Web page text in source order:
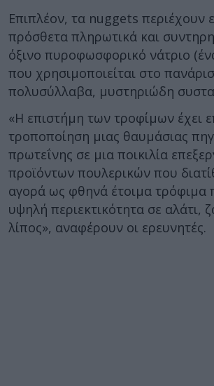
Επιπλέον, τα nuggets περιέχουν
πρόσθετα πληρωτικά και
όξινο πυροφωσφορικό νάτριο
που χρησιμοποιείται στο
πολυσύλλαβα, μυστηριώδη
«Η επιστήμη των τροφίμων έχει
τροποποίηση μιας θαυμάσιας
πρωτεΐνης σε μια ποικιλία
προϊόντων πουλερικών που
αγορά ως φθηνά έτοιμα τρόφιμα
υψηλή περιεκτικότητα σε αλάτι,
λίπος», αναφέρουν οι ερευνητές.